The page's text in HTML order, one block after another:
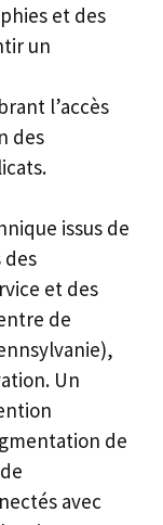
et des
un
l’accès
des
issus de
et des
de
Un
de
avec